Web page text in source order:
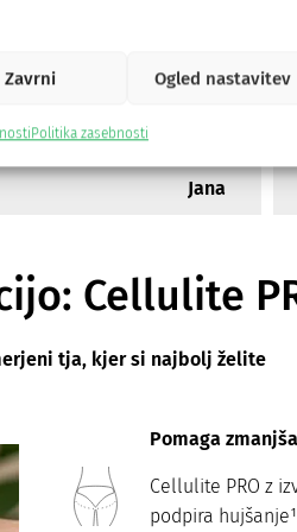
Zavrni Ogled nastavitev
Politika zasebnosti
zato ga vsak dan še
Jana
Cellulite
tja, kjer si najbolj želite
Pomaga
Cellulite PRO z
podpira